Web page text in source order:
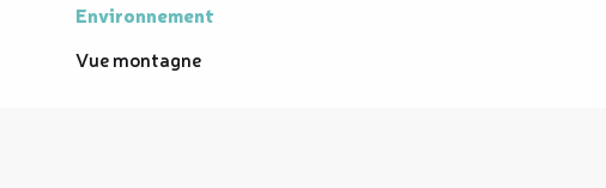
Environnement
Environnement
Vue montagne